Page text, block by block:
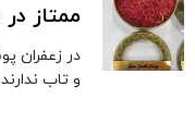
ممتاز
در زعفران
و تاب